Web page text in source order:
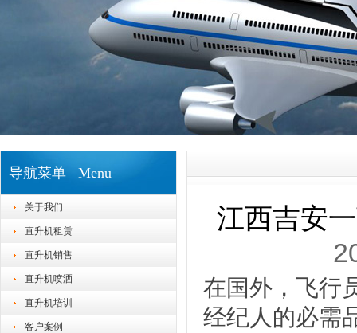
导航菜单 Menu
关于我们
直升机租赁
直升机销售
直升机喷洒
直升机培训
客户案例
江西吉安
在国外，飞行
经纪人的必需